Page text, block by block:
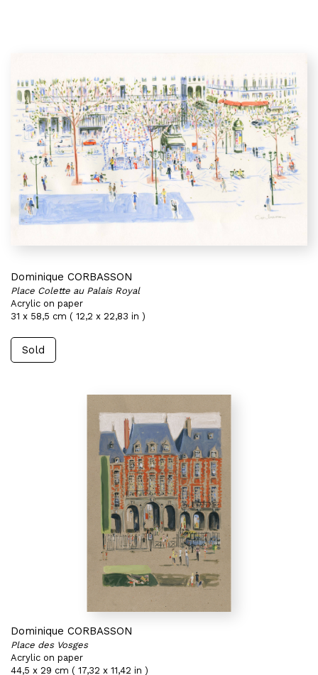
Dominique CORBASSON
Place Colette au Palais Royal
Acrylic on paper
31 x 58,5 cm ( 12,2 x 22,83 in )
Sold
Dominique CORBASSON
Place des Vosges
Acrylic on paper
44,5 x 29 cm ( 17,32 x 11,42 in )